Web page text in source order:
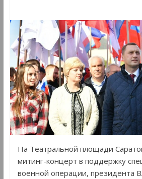
На Театральной площади
митинг-концерт в поддержку
военной операции, президента